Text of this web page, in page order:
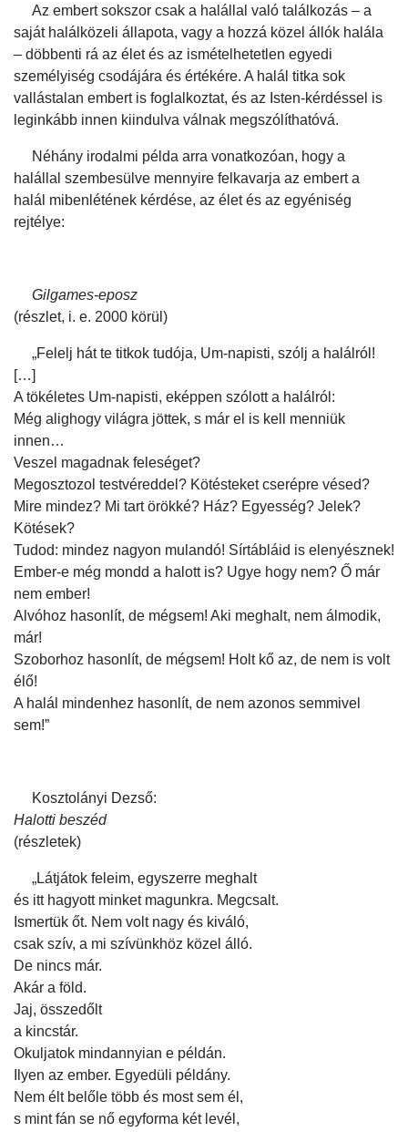
Az embert sokszor csak a halállal való találkozás – a
saját halálközeli állapota, vagy a hozzá közel állók halála
– döbbenti rá az élet és az ismételhetetlen egyedi
személyiség csodájára és értékére. A halál titka sok
vallástalan embert is foglalkoztat, és az Isten-kérdéssel is
leginkább innen kiindulva válnak megszólíthatóvá.
Néhány irodalmi példa arra vonatkozóan, hogy a
halállal szembesülve mennyire felkavarja az embert a
halál mibenlétének kérdése, az élet és az egyéniség
rejtélye:
Gilgames-eposz
(részlet, i. e. 2000 körül)
„Felelj hát te titkok tudója, Um-napisti, szólj a halálról!
[…]
A tökéletes Um-napisti, eképpen szólott a halálról:
Még alighogy világra jöttek, s már el is kell menniük
innen…
Veszel magadnak feleséget?
Megosztozol testvéreddel? Kötésteket cserépre vésed?
Mire mindez? Mi tart örökké? Ház? Egyesség? Jelek?
Kötések?
Tudod: mindez nagyon mulandó! Sírtábláid is elenyésznek!
Ember-e még mondd a halott is? Ugye hogy nem? Ő már
nem ember!
Alvóhoz hasonlít, de mégsem! Aki meghalt, nem álmodik,
már!
Szoborhoz hasonlít, de mégsem! Holt kő az, de nem is volt
élő!
A halál mindenhez hasonlít, de nem azonos semmivel
sem!”
Kosztolányi Dezső:
Halotti beszéd
(részletek)
„Látjátok feleim, egyszerre meghalt
és itt hagyott minket magunkra. Megcsalt.
Ismertük őt. Nem volt nagy és kiváló,
csak szív, a mi szívünkhöz közel álló.
De nincs már.
Akár a föld.
Jaj, összedőlt
a kincstár.
Okuljatok mindannyian e példán.
Ilyen az ember. Egyedüli példány.
Nem élt belőle több és most sem él,
s mint fán se nő egyforma két levél,